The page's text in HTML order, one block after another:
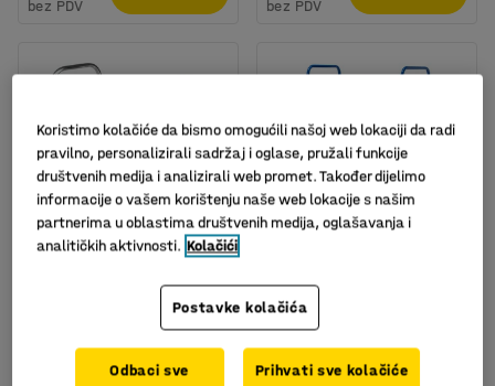
bez PDV bez PDV
Dostupan u nekoliko opcija
"Budget" kolica od
nehrđajućeg čelika:
680x450 mm : 3 police
Kolica s policama: V1440
x D950 xŠ5550mm: 5
polica
Art. br.
Koristimo kolačiće da bismo omogućili našoj web lokaciji da radi
pravilno, personalizirali sadržaj i oglase, pružali funkcije
društvenih medija i analizirali web promet. Također dijelimo
informacije o vašem korištenju naše web lokacije s našim
partnerima u oblastima društvenih medija, oglašavanja i
analitičkih aktivnosti. Kolačići
Postavke kolačića
Odbaci sve Prihvati sve kolačiće